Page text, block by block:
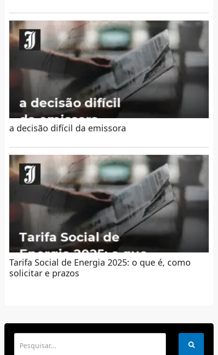
a decisão difícil da emissora
Tarifa Social de Energia 2025: o que é, como
solicitar e prazos